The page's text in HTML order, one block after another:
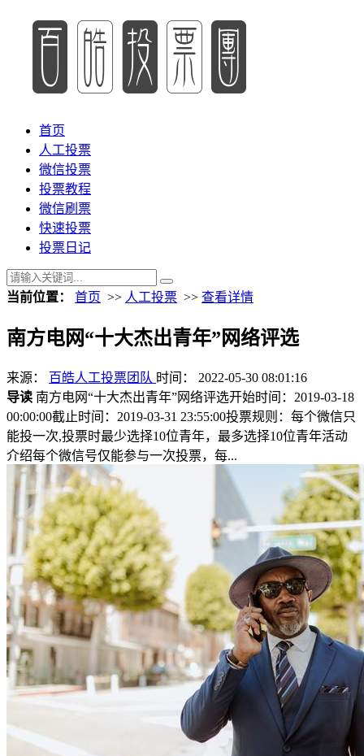
首页
人工投票
微信投票
投票教程
微信刷票
快速投票
投票日记
当前位置： 首页 >> 人工投票 >> 查看详情
南方电网“十大杰出青年”网络评选
来源： 百皓人工投票团队 时间： 2022-05-30 08:01:16
导读 南方电网“十大杰出青年”网络评选开始时间：2019-03-18
00:00:00截止时间：2019-03-31 23:55:00投票规则：每个微信只
能投一次,投票时最少选择10位青年，最多选择10位青年活动
介绍每个微信号仅能参与一次投票，每...